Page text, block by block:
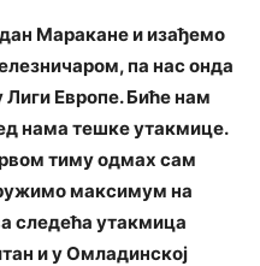
Маракане и изађемо
па нас онда
Лиги Европе. Биће нам
нама тешке утакмице.
тиму одмах сам
максимум на
следећа утакмица
и у Омладинској